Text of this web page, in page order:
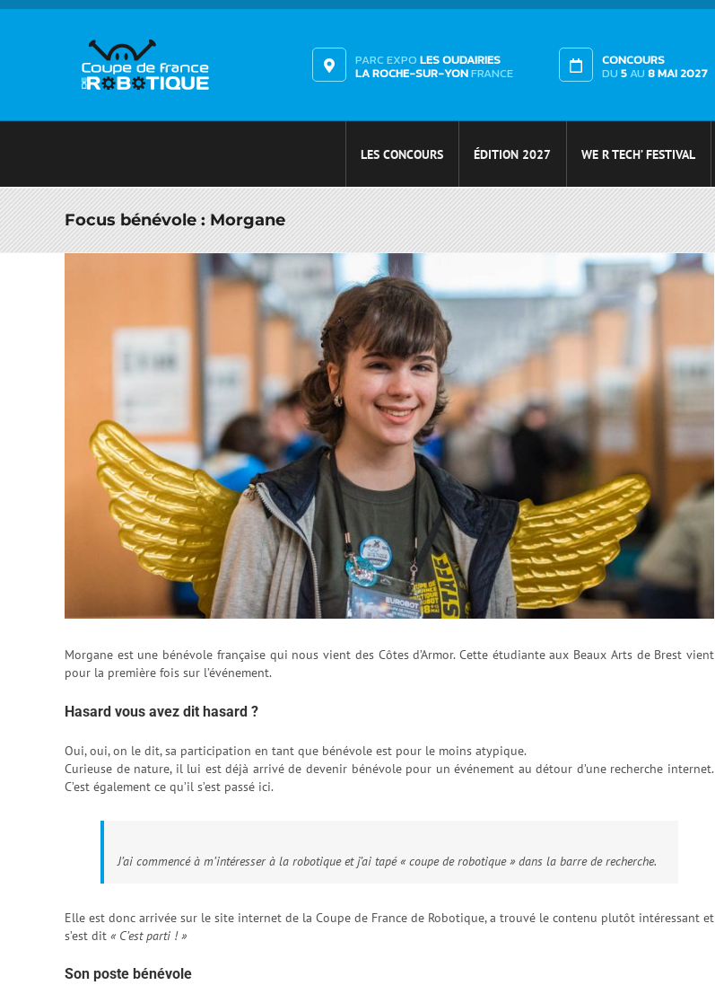
Passer
PARC EXPO LES OUDAIRIES
LA ROCHE-SUR-YONFRANCE
CONCOURS
DU 5AU 8 MAI 2027
LES CONCOURS ÉDITION 2027 WE R TECH’ FESTIVAL
Focus bénévole : Morgane
Morgane est une bénévole française qui nous vient des Côtes d’Armor. Cette étudiante aux Beaux Arts de Brest vient
pour la première fois sur l’événement.
Hasard vous avez dit hasard ?
Oui, oui, on le dit, sa participation en tant que bénévole est pour le moins atypique.
Curieuse de nature, il lui est déjà arrivé de devenir bénévole pour un événement au détour d’une recherche internet.
C’est également ce qu’il s’est passé ici.
J’ai commencé à m’intéresser à la robotique et j’ai tapé « coupe de robotique » dans la barre de recherche.
Elle est donc arrivée sur le site internet de la Coupe de France de Robotique, a trouvé le contenu plutôt intéressant et
s’est dit « C’est parti ! »
Son poste bénévole